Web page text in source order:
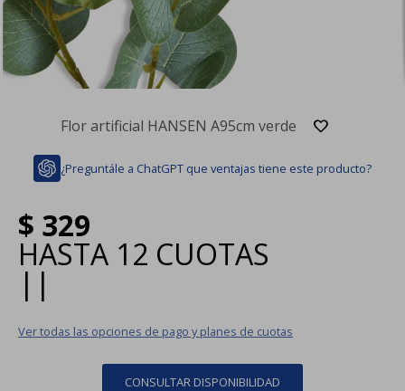
Flor artificial HANSEN A95cm verde
¿Preguntále a ChatGPT que ventajas tiene este producto?
$ 329
HASTA 12 CUOTAS
| |
Ver todas las opciones de pago y planes de cuotas
CONSULTAR DISPONIBILIDAD